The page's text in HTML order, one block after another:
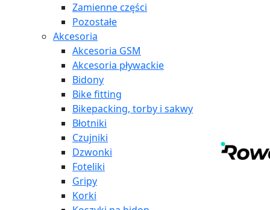
Zamienne części
Pozostałe
Akcesoria
Akcesoria GSM
Akcesoria pływackie
Bidony
Bike fitting
Bikepacking, torby i sakwy
Błotniki
Czujniki
Dzwonki
Foteliki
Gripy
Korki